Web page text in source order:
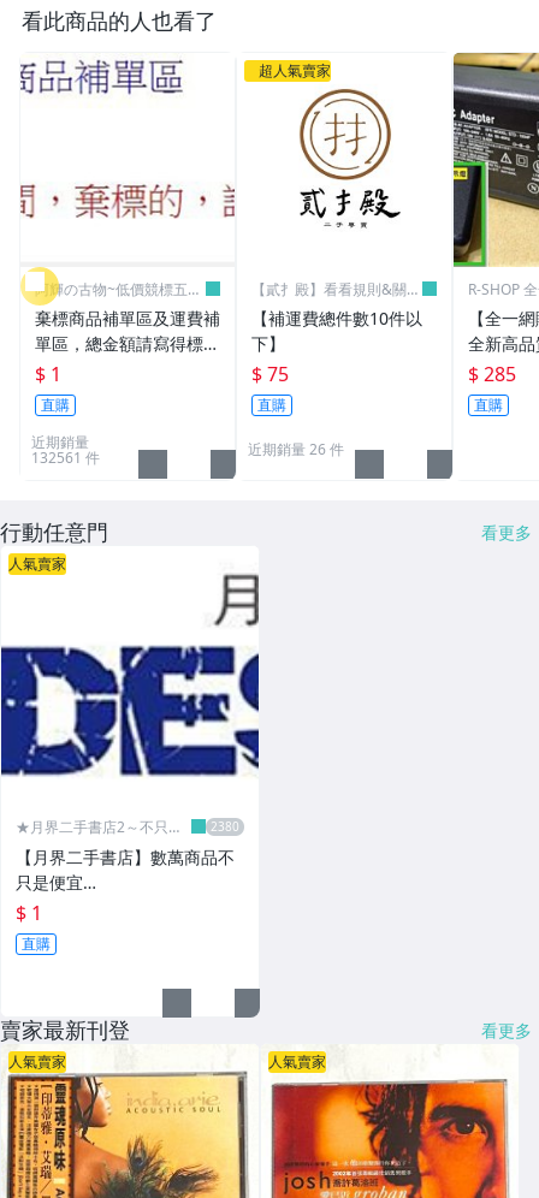
看此商品的人也看了
阿輝の古物~低價競標五六
日結標
棄標商品補單區及運費補
單區，總金額請寫得標商
品金額，運費請寫棄標商
品原設定之運費
$ 1
直購
近期銷量
132561 件
超人氣賣家
【貳扌殿】看看規則&關於
【補運費總件數10件以
下】
$ 75
直購
近期銷量 26 件
R-SHOP
【全一
全新高
筆電 變
3.16A通
L30
$ 285
直購
行動任意門 看更多
人氣賣家
★月界二手書店2～不只是
【月界二手書店】數萬商品不
只是便宜…
$ 1
直購
賣家最新刊登 看更多
人氣賣家 人氣賣家